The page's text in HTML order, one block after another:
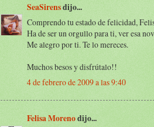
SeaSirensdijo...
Comprendo tu estado de felicidad,
Ha de ser un orgullo para ti, ver esa
Me alegro por ti. Te lo mereces.
Muchos besos y disfrútalo!!
4 de febrero de 2009 a las 9:40
Felisa Morenodijo...